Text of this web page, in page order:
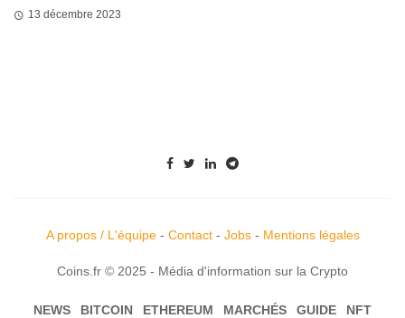
13 décembre 2023
A propos / L'équipe- Contact- Jobs- Mentions légales
Coins.fr © 2025 - Média d'information sur la Crypto
NEWS BITCOIN ETHEREUM MARCHÉS GUIDE NFT